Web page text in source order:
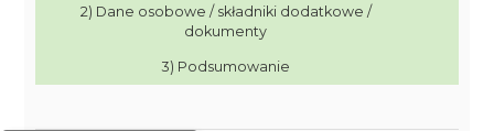
2) Dane osobowe / składniki dodatkowe /
dokumenty
3) Podsumowanie